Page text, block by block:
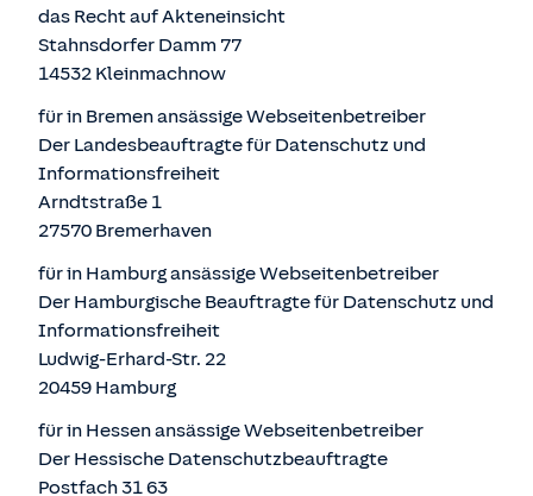
das Recht auf Akteneinsicht
Stahnsdorfer Damm 77
14532 Kleinmachnow
für in Bremen ansässige Webseitenbetreiber
Der Landesbeauftragte für Datenschutz und
Informationsfreiheit
Arndtstraße 1
27570 Bremerhaven
für in Hamburg ansässige Webseitenbetreiber
Der Hamburgische Beauftragte für Datenschutz und
Informationsfreiheit
Ludwig-Erhard-Str. 22
20459 Hamburg
für in Hessen ansässige Webseitenbetreiber
Der Hessische Datenschutzbeauftragte
Postfach 31 63